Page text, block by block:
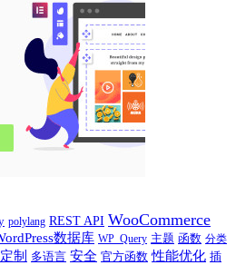
polylang REST API WooCommerce
数据库 WP_Query 主题 函数 分类
制 多语言 安全 官方函数 性能优化 插